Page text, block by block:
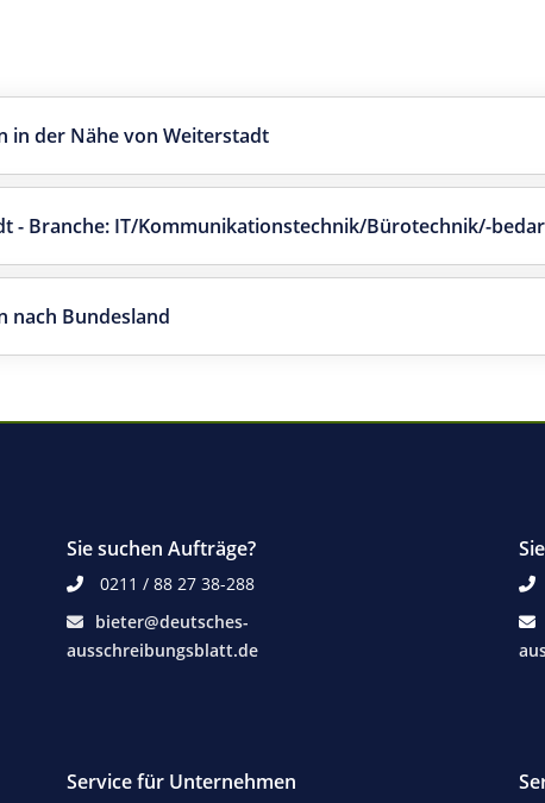
in der Nähe von Weiterstadt
- Branche: IT/Kommunikationstechnik/Bürotechnik/-
nach Bundesland
Sie suchen Aufträge?
0211 / 88 27 38-288
bieter@deutsches-
ausschreibungsblatt.de
Service für Unternehmen